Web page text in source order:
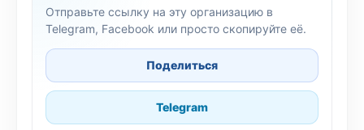
Отправьте ссылку на эту организацию в
Telegram, Facebook или просто скопируйте её.
Поделиться
Telegram